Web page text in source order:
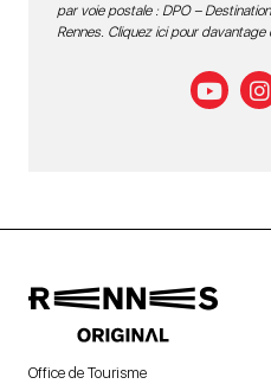
par voie postale : DPO –
Rennes. Cliquez ici pour davantage
Office de Tourisme